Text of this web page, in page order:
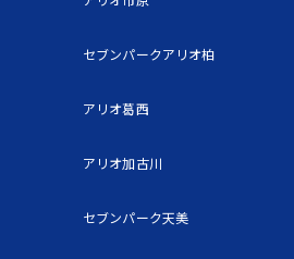
セブンパークアリオ柏
アリオ葛西
アリオ加古川
セブンパーク天美